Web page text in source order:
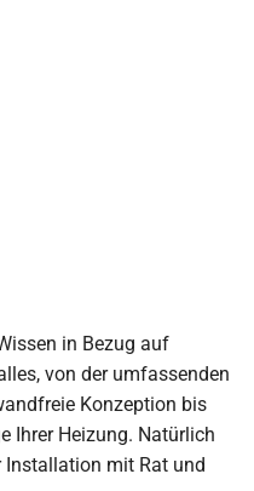
in Bezug auf
von der umfassenden
Konzeption bis
Ihrer Heizung. Natürlich
Installation mit Rat und